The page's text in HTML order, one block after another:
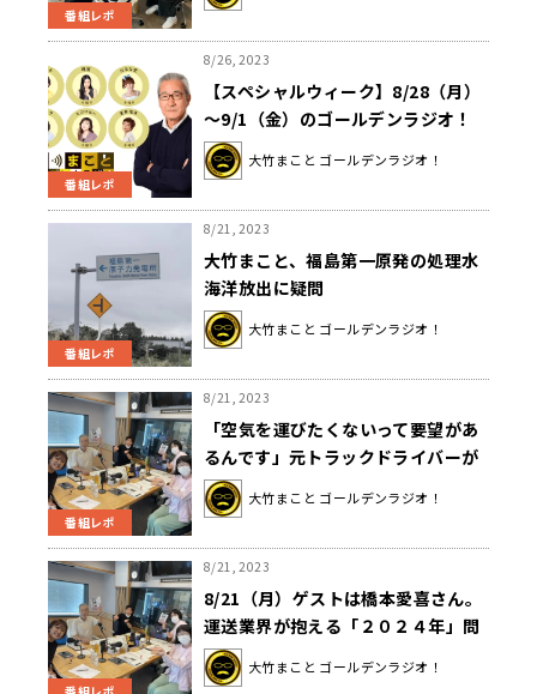
番組レポ
番組レポ
8/26, 2023
【スペシャルウィーク】8/28（月）
～9/1（金）のゴールデンラジオ！
大竹まこと ゴールデンラジオ！
番組レポ
8/21, 2023
大竹まこと、福島第一原発の処理水
海洋放出に疑問
大竹まこと ゴールデンラジオ！
番組レポ
8/21, 2023
「空気を運びたくないって要望があ
るんです」元トラックドライバーが
送料無料に慣れきった現代物流の闇
を語る
大竹まこと ゴールデンラジオ！
8/21, 2023
8/21（月）ゲストは橋本愛喜さん。
運送業界が抱える「２０２４年」問
題とは。
大竹まこと ゴールデンラジオ！